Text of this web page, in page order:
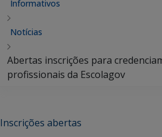
Informativos
Notícias
Abertas inscrições para
profissionais da Escolagov
Inscrições abertas